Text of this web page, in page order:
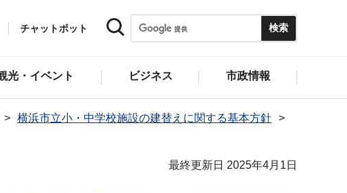
チャットボット
光・イベント ビジネス 市政情報
横浜市立小・中学校施設の建替えに関する基本方針
最終更新日 2025年4月1日